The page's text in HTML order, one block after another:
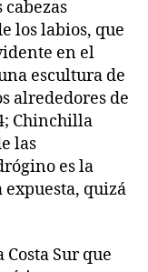
los labios, que
en el
escultura de
alrededores de
Chinchilla
las
es la
quizá
Sur que